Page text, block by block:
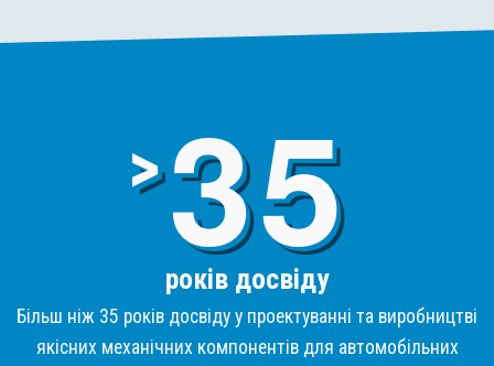
>3
років досвіду
Більш ніж 35 років досвіду у проектуванні та виробництві
якісних механічних компонентів для автомобільних